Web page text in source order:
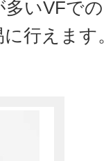
多いVFで
行えます